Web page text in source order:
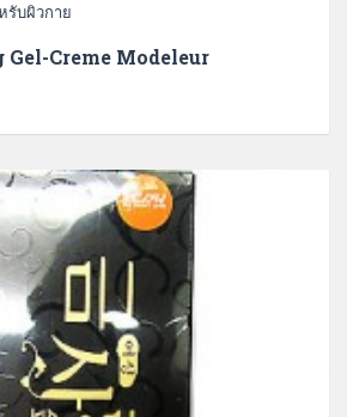
บผิวกาย
Creme Modeleur